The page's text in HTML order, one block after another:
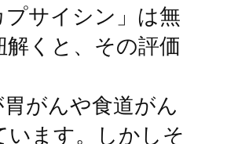
サイシン」は無
くと、その評価
がんや食道がん
います。しかしそ